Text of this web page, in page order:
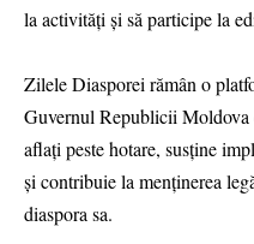
la activități și să participe la
Zilele Diasporei rămân o
Guvernul Republicii Moldova
aflați peste hotare, susține
și contribuie la menținerea
diaspora sa.